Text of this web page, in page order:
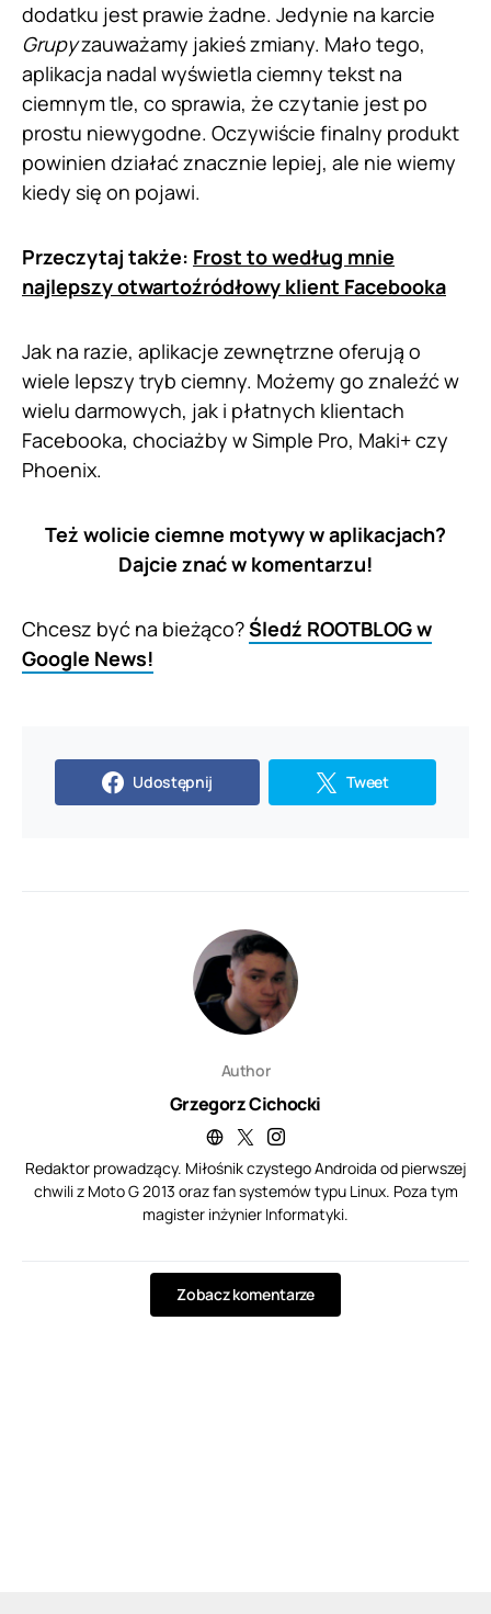
dodatku jest prawie żadne. Jedynie na karcie
Grupyzauważamy jakieś zmiany. Mało tego,
aplikacja nadal wyświetla ciemny tekst na
ciemnym tle, co sprawia, że czytanie jest po
prostu niewygodne. Oczywiście finalny produkt
powinien działać znacznie lepiej, ale nie wiemy
kiedy się on pojawi.
Przeczytaj także: Frost to według mnie
najlepszy otwartoźródłowy klient Facebooka
Jak na razie, aplikacje zewnętrzne oferują o
wiele lepszy tryb ciemny. Możemy go znaleźć w
wielu darmowych, jak i płatnych klientach
Facebooka, chociażby w Simple Pro, Maki+ czy
Phoenix.
Też wolicie ciemne motywy w aplikacjach?
Dajcie znać w komentarzu!
Chcesz być na bieżąco?Śledź ROOTBLOG w
Google News!
Udostępnij Tweet
Author
Grzegorz Cichocki
Redaktor prowadzący. Miłośnik czystego Androida od pierwszej
chwili z Moto G 2013 oraz fan systemów typu Linux. Poza tym
magister inżynier Informatyki.
Zobacz komentarze